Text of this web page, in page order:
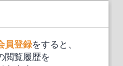
員登録をすると、
閲覧履歴を